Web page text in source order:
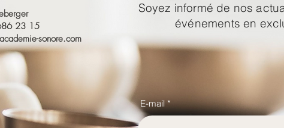
23 15
sonore.com
E-mail
Soyez informé de nos
événements en